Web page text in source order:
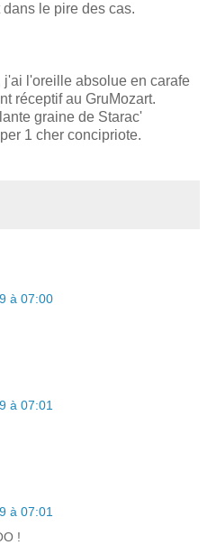
le pire des cas.
j'ai l'oreille absolue en carafe
réceptif au GruMozart.
graine de Starac'
1 cher concipriote.
à 07:00
à 07:01
à 07:01
!